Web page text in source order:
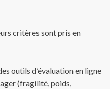
critères sont pris en
outils d’évaluation en ligne
(fragilité, poids,